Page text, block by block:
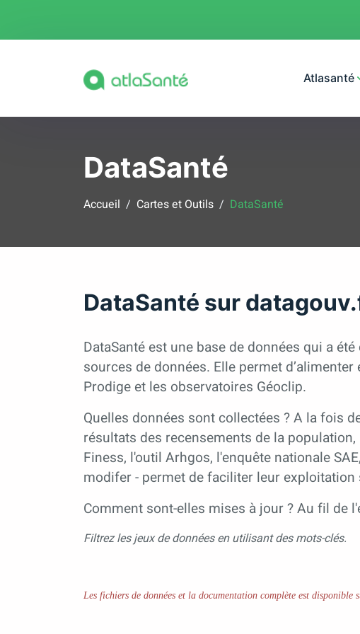
Atlasanté
DataSanté
Accueil Cartes et Outils DataSanté
DataSanté sur
DataSanté est une base de données qui a
sources de données. Elle permet
Prodige et les observatoires Géoclip.
Quelles données sont collectées ? A la fois
résultats des recensements de la
Finess, l'outil Arhgos, l'enquête nationale
modifer - permet de faciliter leur
Comment sont-elles mises à jour ? Au fil de
Filtrez les jeux de données en utilisant des mots-clés.
Les fichiers de données et la documentation complète est disponible